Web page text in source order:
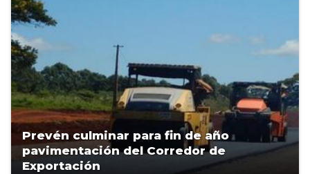
Prevén culminar para fin de año
pavimentación del Corredor de
Exportación